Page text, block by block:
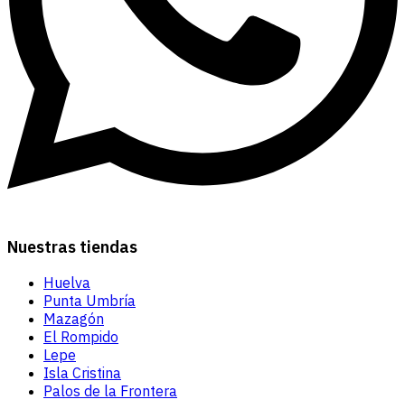
Nuestras tiendas
Huelva
Punta Umbría
Mazagón
El Rompido
Lepe
Isla Cristina
Palos de la Frontera